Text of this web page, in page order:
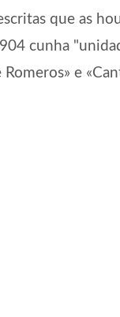
que as
cunha
e